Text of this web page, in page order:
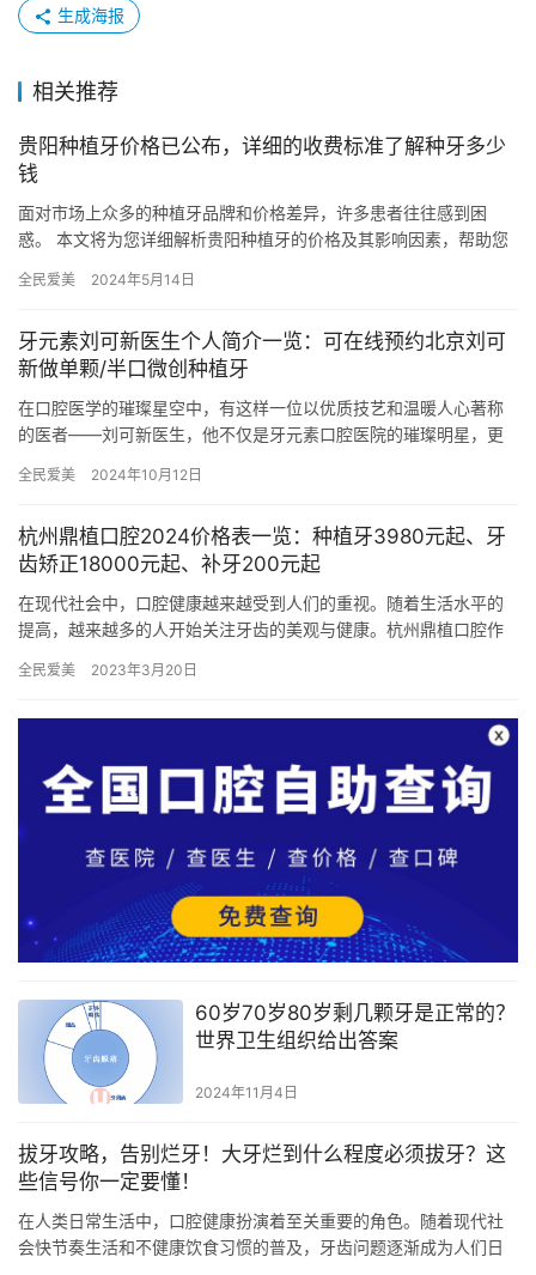
生成海报
相关推荐
贵阳种植牙价格已公布，详细的收费标准了解种牙多少
钱
面对市场上众多的种植牙品牌和价格差异，许多患者往往感到困
惑。 本文将为您详细解析贵阳种植牙的价格及其影响因素，帮助您
因…
全民爱美 2024年5月14日
牙元素刘可新医生个人简介一览：可在线预约北京刘可
新做单颗/半口微创种植牙
在口腔医学的璀璨星空中，有这样一位以优质技艺和温暖人心著称
的医者——刘可新医生，他不仅是牙元素口腔医院的璀璨明星，更
可新医…
全民爱美 2024年10月12日
杭州鼎植口腔2024价格表一览：种植牙3980元起、牙
齿矫正18000元起、补牙200元起
在现代社会中，口腔健康越来越受到人们的重视。随着生活水平的
提高，越来越多的人开始关注牙齿的美观与健康。杭州鼎植口腔作
众多患…
全民爱美 2023年3月20日
60岁70岁80岁剩几颗牙是正常的？
世界卫生组织给出答案
2024年11月4日
拔牙攻略，告别烂牙！大牙烂到什么程度必须拔牙？这
些信号你一定要懂！
在人类日常生活中，口腔健康扮演着至关重要的角色。随着现代社
会快节奏生活和不健康饮食习惯的普及，牙齿问题逐渐成为人们日